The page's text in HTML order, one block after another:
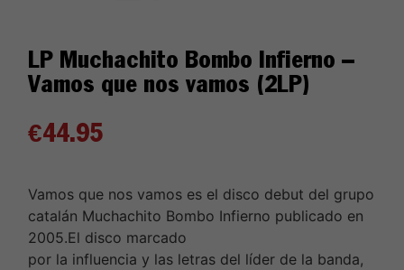
LP Muchachito Bombo Infierno –
Vamos que nos vamos (2LP)
€44.95
Vamos que nos vamos es el disco debut del grupo
catalán Muchachito Bombo Infierno publicado en
2005.El disco marcado
por la influencia y las letras del líder de la banda,